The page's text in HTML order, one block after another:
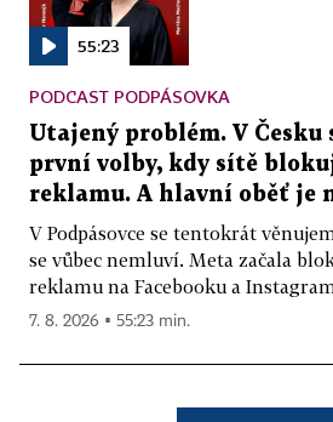
55:23
PODCAST PODPÁSOVKA
Utajený problém. V Česku
první volby, kdy sítě
reklamu. A hlavní oběť je
V Podpásovce se tentokrát
se vůbec nemluví. Meta začala
reklamu na Facebooku a
7. 8. 2026 ▪ 55:23 min.